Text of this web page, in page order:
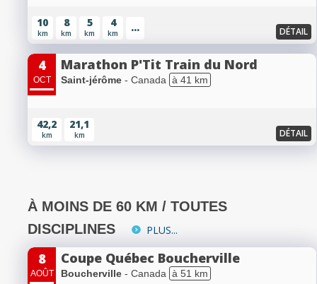
10
km
8
km
5
km
4
km ... DÉTAIL
4
OCT
Marathon P'Tit Train du Nord
Saint-jérôme - Canada à 41 km
42,2
km
21,1
km DÉTAIL
À MOINS DE 60 KM / TOUTES
DISCIPLINES
PLUS...
8
AOÛT
Coupe Québec Boucherville
Boucherville - Canada à 51 km